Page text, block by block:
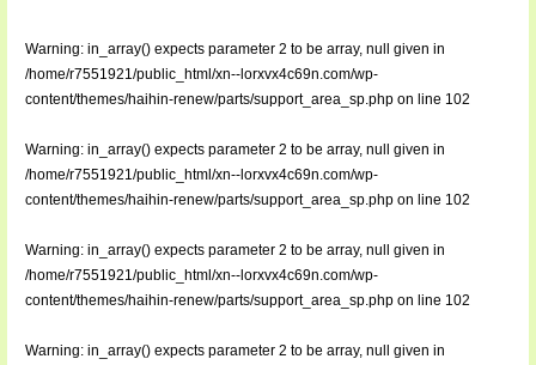
Warning: in_array() expects parameter 2 to be array, null given in
/home/r7551921/public_html/xn--lorxvx4c69n.com/wp-
content/themes/haihin-renew/parts/support_area_sp.phpon line 102
Warning: in_array() expects parameter 2 to be array, null given in
/home/r7551921/public_html/xn--lorxvx4c69n.com/wp-
content/themes/haihin-renew/parts/support_area_sp.phpon line 102
Warning: in_array() expects parameter 2 to be array, null given in
/home/r7551921/public_html/xn--lorxvx4c69n.com/wp-
content/themes/haihin-renew/parts/support_area_sp.phpon line 102
Warning: in_array() expects parameter 2 to be array, null given in